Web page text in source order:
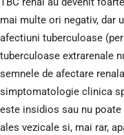
mai multe ori negativ, dar
afectiuni tuberculoase
tuberculoase extrarenale
semnele de afectare
simptomatologie clinica
este insidios sau nu
ales vezicale si, mai rar,